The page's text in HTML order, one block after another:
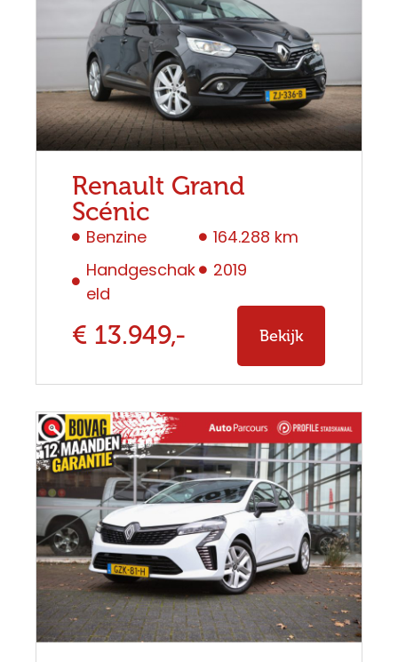
Renault Grand
Scénic
Benzine
Handgeschak
eld
164.288 km
2019
€ 13.949,- Bekijk